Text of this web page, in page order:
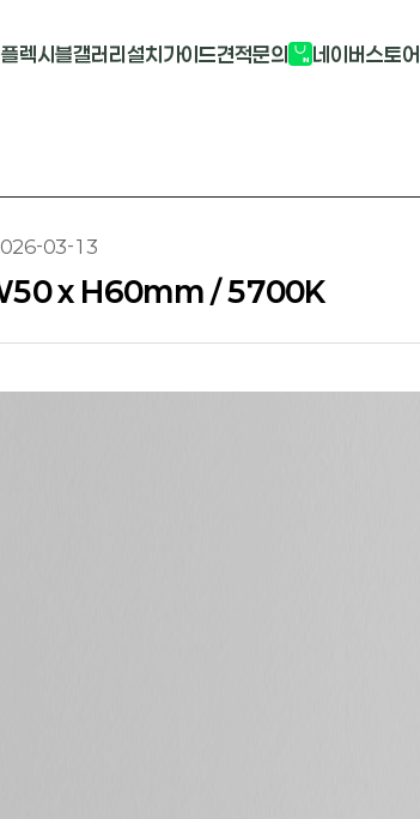
렉시블
솔PCB
갤러리설치가이드견적문의 네이버스토어
03-13
W50 x H60mm / 5700K